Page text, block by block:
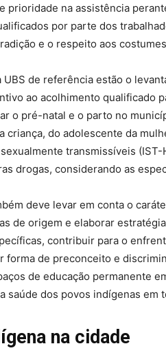
prioridade na assistência
por parte dos
e o respeito aos
de referência estão o
ao acolhimento qualificado
o pré-natal e o parto no
criança, do adolescente da
transmissíveis
drogas, considerando as
deve levar em conta o
de origem e elaborar
contribuir para o
forma de preconceito e
de educação permanente
saúde dos povos indígenas em
na cidade